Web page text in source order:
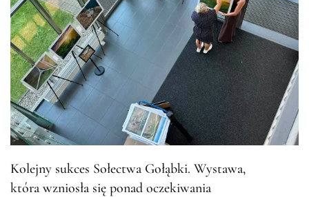
Kolejny sukces Sołectwa Gołąbki. Wystawa,
która wzniosła się ponad oczekiwania